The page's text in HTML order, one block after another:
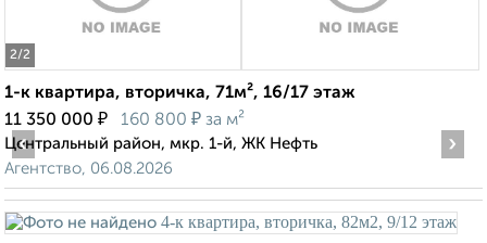
2/2
1-к квартира, вторичка, 71м², 16/17 этаж
11 350 000 ₽ 160 800 ₽ за м²
Центральный район, мкр. 1-й, ЖК Нефть
Агентство, 06.08.2026
‹ ›